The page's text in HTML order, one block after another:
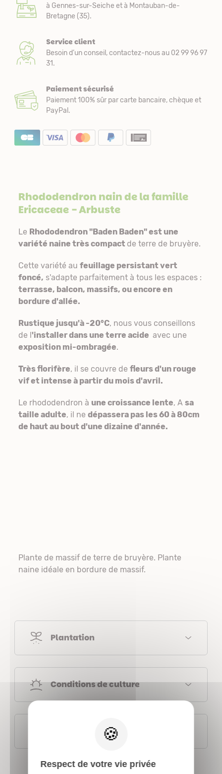
à Gennes-sur-Seiche et à Montauban-de-
Bretagne (35).
Service client
Besoin d’un conseil, contactez-nous au 02 99 96 97
31.
Paiement sécurisé
Paiement 100% sûr par carte bancaire, chèque et
PayPal.
Rhododendron nain de la famille
Ericaceae- Arbuste
Le Rhododendron "Baden Baden" est une
variété naine très compact de terre de bruyère.
Cette variété au feuillage persistant vert
foncé, s'adapte parfaitement à tous les espaces :
terrasse, balcon, massifs, ou encore en
bordure d'allée.
Rustique jusqu'à -20°C, nous vous conseillons
de l'installer dans une terre acide avec une
exposition mi-ombragée.
Très florifère, il se couvre de fleurs d'un rouge
vif et intense à partir du mois d'avril.
Le rhododendron à une croissance lente, A sa
taille adulte, il ne dépassera pas les 60 à 80cm
de haut au bout d'une dizaine d'année.
Plante de massif de terre de bruyère. Plante
naine idéale en bordure de massif.
Plantation
Conditions de culture
Fiches botaniques
Respect de votre vie privée